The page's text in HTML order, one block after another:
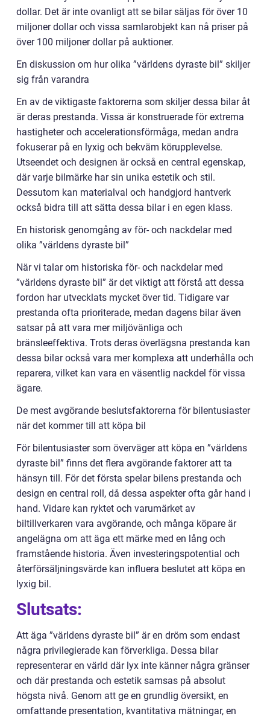
dollar. Det är inte ovanligt att se bilar säljas för över 10
miljoner dollar och vissa samlarobjekt kan nå priser på
över 100 miljoner dollar på auktioner.
En diskussion om hur olika ”världens dyraste bil” skiljer
sig från varandra
En av de viktigaste faktorerna som skiljer dessa bilar åt
är deras prestanda. Vissa är konstruerade för extrema
hastigheter och accelerationsförmåga, medan andra
fokuserar på en lyxig och bekväm körupplevelse.
Utseendet och designen är också en central egenskap,
där varje bilmärke har sin unika estetik och stil.
Dessutom kan materialval och handgjord hantverk
också bidra till att sätta dessa bilar i en egen klass.
En historisk genomgång av för- och nackdelar med
olika ”världens dyraste bil”
När vi talar om historiska för- och nackdelar med
”världens dyraste bil” är det viktigt att förstå att dessa
fordon har utvecklats mycket över tid. Tidigare var
prestanda ofta prioriterade, medan dagens bilar även
satsar på att vara mer miljövänliga och
bränsleeffektiva. Trots deras överlägsna prestanda kan
dessa bilar också vara mer komplexa att underhålla och
reparera, vilket kan vara en väsentlig nackdel för vissa
ägare.
De mest avgörande beslutsfaktorerna för bilentusiaster
när det kommer till att köpa bil
För bilentusiaster som överväger att köpa en ”världens
dyraste bil” finns det flera avgörande faktorer att ta
hänsyn till. För det första spelar bilens prestanda och
design en central roll, då dessa aspekter ofta går hand i
hand. Vidare kan ryktet och varumärket av
biltillverkaren vara avgörande, och många köpare är
angelägna om att äga ett märke med en lång och
framstående historia. Även investeringspotential och
återförsäljningsvärde kan influera beslutet att köpa en
lyxig bil.
Slutsats:
Att äga ”världens dyraste bil” är en dröm som endast
några privilegierade kan förverkliga. Dessa bilar
representerar en värld där lyx inte känner några gränser
och där prestanda och estetik samsas på absolut
högsta nivå. Genom att ge en grundlig översikt, en
omfattande presentation, kvantitativa mätningar, en